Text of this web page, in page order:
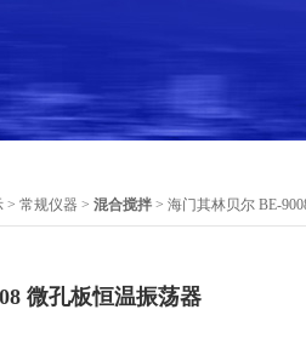
> 常规仪器 > 混合搅拌 > 海门其林贝尔 BE-
微孔板恒温振荡器